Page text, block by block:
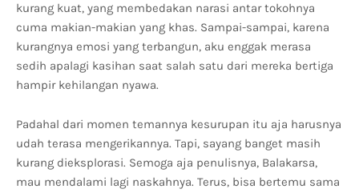
kurang kuat, yang membedakan narasi antar tokohnya
cuma makian-makian yang khas. Sampai-sampai, karena
kurangnya emosi yang terbangun, aku enggak merasa
sedih apalagi kasihan saat salah satu dari mereka bertiga
hampir kehilangan nyawa.
Padahal dari momen temannya kesurupan itu aja harusnya
udah terasa mengerikannya. Tapi, sayang banget masih
kurang dieksplorasi. Semoga aja penulisnya, Balakarsa,
mau mendalami lagi naskahnya. Terus, bisa bertemu sama